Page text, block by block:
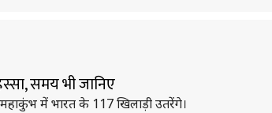
समय भी जानिए
में भारत के 117 खिलाड़ी उतरेंगे।